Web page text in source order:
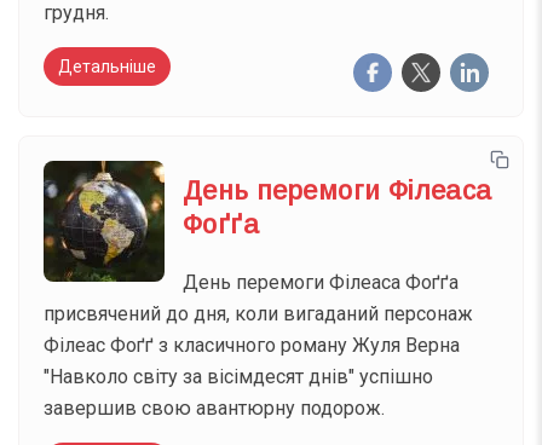
грудня.
Детальніше
День перемоги Філеаса
Фоґґа
День перемоги Філеаса Фоґґа
присвячений до дня, коли вигаданий персонаж
Філеас Фоґґ з класичного роману Жуля Верна
"Навколо світу за вісімдесят днів" успішно
завершив свою авантюрну подорож.